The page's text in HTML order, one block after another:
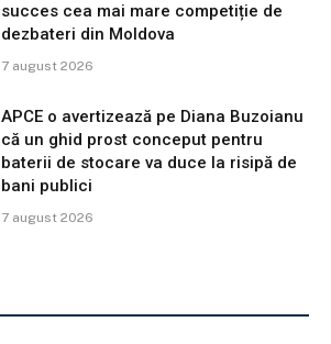
succes cea mai mare competiție de
dezbateri din Moldova
7 august 2026
APCE o avertizează pe Diana Buzoianu
că un ghid prost conceput pentru
baterii de stocare va duce la risipă de
bani publici
7 august 2026